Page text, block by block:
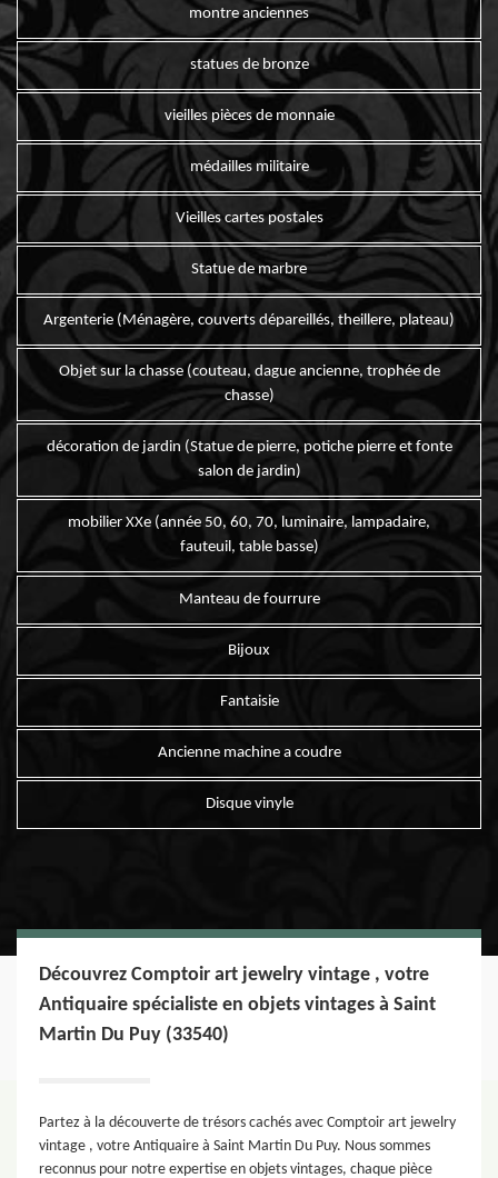
montre anciennes
statues de bronze
vieilles pièces de monnaie
médailles militaire
Vieilles cartes postales
Statue de marbre
Argenterie (Ménagère, couverts dépareillés, theillere, plateau)
Objet sur la chasse (couteau, dague ancienne, trophée de
chasse)
décoration de jardin (Statue de pierre, potiche pierre et fonte
salon de jardin)
mobilier XXe (année 50, 60, 70, luminaire, lampadaire,
fauteuil, table basse)
Manteau de fourrure
Bijoux
Fantaisie
Ancienne machine a coudre
Disque vinyle
Découvrez Comptoir art jewelry vintage , votre
Antiquaire spécialiste en objets vintages à Saint
Martin Du Puy (33540)
Partez à la découverte de trésors cachés avec Comptoir art jewelry
vintage , votre Antiquaire à Saint Martin Du Puy. Nous sommes
reconnus pour notre expertise en objets vintages, chaque pièce